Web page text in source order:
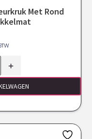
Met Rond
+